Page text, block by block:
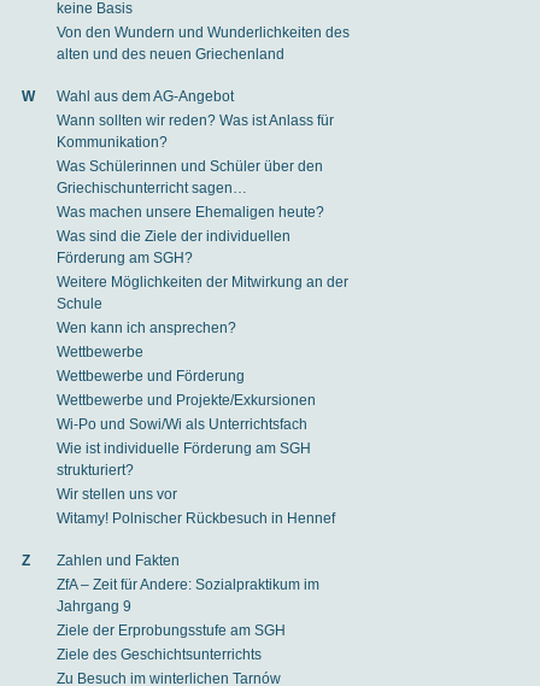
keine Basis
Von den Wundern und Wunderlichkeiten des
alten und des neuen Griechenland
W
Wahl aus dem AG-Angebot
Wann sollten wir reden? Was ist Anlass für
Kommunikation?
Was Schülerinnen und Schüler über den
Griechischunterricht sagen…
Was machen unsere Ehemaligen heute?
Was sind die Ziele der individuellen
Förderung am SGH?
Weitere Möglichkeiten der Mitwirkung an der
Schule
Wen kann ich ansprechen?
Wettbewerbe
Wettbewerbe und Förderung
Wettbewerbe und Projekte/Exkursionen
Wi-Po und Sowi/Wi als Unterrichtsfach
Wie ist individuelle Förderung am SGH
strukturiert?
Wir stellen uns vor
Witamy! Polnischer Rückbesuch in Hennef
Z
Zahlen und Fakten
ZfA – Zeit für Andere: Sozialpraktikum im
Jahrgang 9
Ziele der Erprobungsstufe am SGH
Ziele des Geschichtsunterrichts
Zu Besuch im winterlichen Tarnów